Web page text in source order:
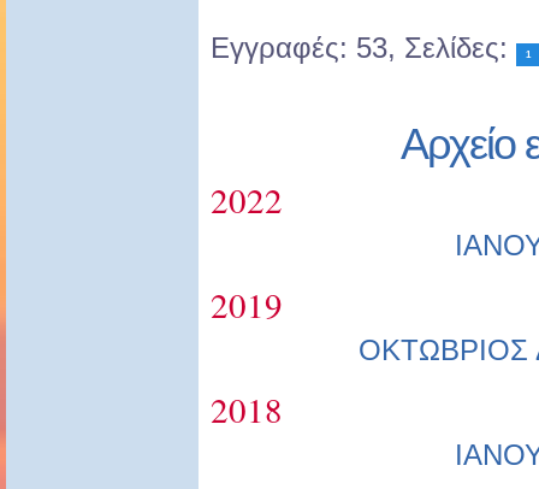
Εγγραφές: 53, Σελίδες: 1
Αρχείο
2022
2019
ΟΚΤΩΒΡΙΟΣ
2018